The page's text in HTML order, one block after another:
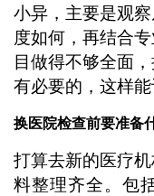
小异，主要是观
度如何，再结合
目做得不够全面
有必要的，这样能
换医院检查前要准备
打算去新的医疗
料整理齐全。包